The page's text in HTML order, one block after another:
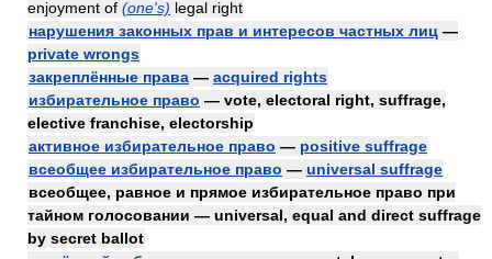
enjoyment of (one's) legal right
нарушения законных прав и интересов частных лиц —
private wrongs
закреплённые права — acquired rights
избирательное право — vote, electoral right, suffrage,
elective franchise, electorship
активное избирательное право — positive suffrage
всеобщее избирательное право — universal suffrage
всеобщее, равное и прямое избирательное право при
тайном голосовании — universal, equal and direct suffrage
by secret ballot